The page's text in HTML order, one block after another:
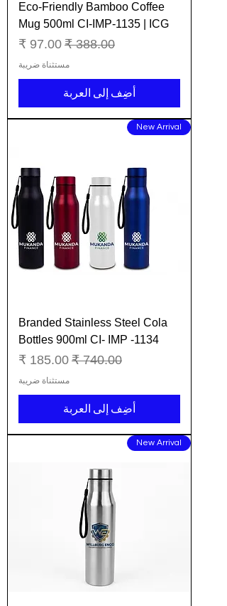
Eco-Friendly Bamboo Coffee
Mug 500ml CI-IMP-1135 | ICG
سعر عاديسعر البيع
مستثناة ضريبة
أضِف إلى العربة
New Arrival
Branded Stainless Steel Cola
Bottles 900ml CI- IMP -1134
سعر عاديسعر البيع
مستثناة ضريبة
أضِف إلى العربة
New Arrival